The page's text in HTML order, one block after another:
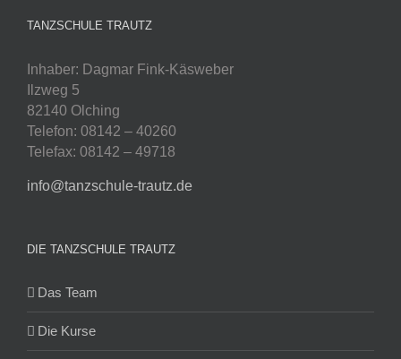
TANZSCHULE TRAUTZ
Inhaber: Dagmar Fink-Käsweber
Ilzweg 5
82140 Olching
Telefon: 08142 – 40260
Telefax: 08142 – 49718
info@tanzschule-trautz.de
DIE TANZSCHULE TRAUTZ
Das Team
Die Kurse